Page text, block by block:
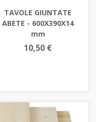
TAVOLE GIUNTATE
ABETE - 600X390X14
mm
10,50 €